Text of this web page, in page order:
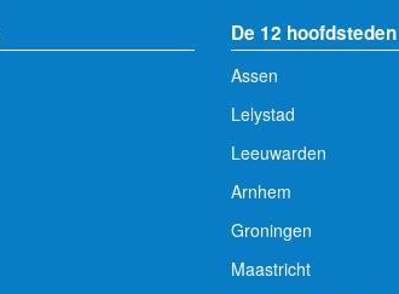
De 12 hoofdsteden
Assen
Lelystad
Leeuwarden
Arnhem
Groningen
Maastricht